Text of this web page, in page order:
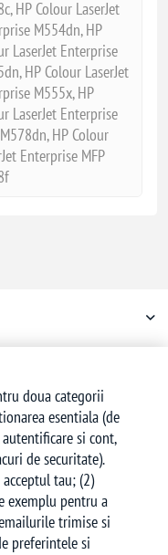
HP Colour LaserJet
M554dn, HP
LaserJet Enterprise
HP Colour LaserJet
M555x, HP
LaserJet Enterprise
HP Colour
Enterprise MFP
doua categorii
esentiala (de
si cont,
de securitate).
tau; (2)
exemplu pentru a
trimise si
preferintele si